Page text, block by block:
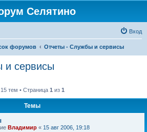
Селятино
Вход
форумов Отчеты - Службы и сервисы
и сервисы
15 тем • Страница 1 из 1
Темы
Владимир « 15 авг 2006, 19:18